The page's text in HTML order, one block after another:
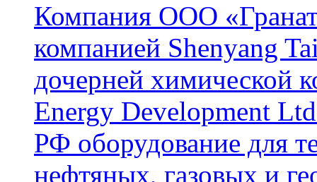
Компания ООО
компанией Shenyang
дочерней химической
Energy Development
РФ оборудование для
нефтяных, газовых и